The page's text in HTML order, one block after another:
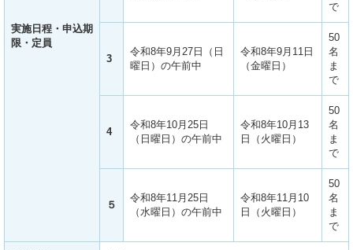
実施日程・申込期
限・定員
で
3
令和8年9月27日（日
曜日）の午前中
令和8年9月11日
（金曜日）
50
名
ま
で
4
令和8年10月25日
（日曜日）の午前中
令和8年10月13
日（火曜日）
50
名
ま
で
５
令和8年11月25日
（水曜日）の午前中
令和8年11月10
日（火曜日）
50
名
ま
で